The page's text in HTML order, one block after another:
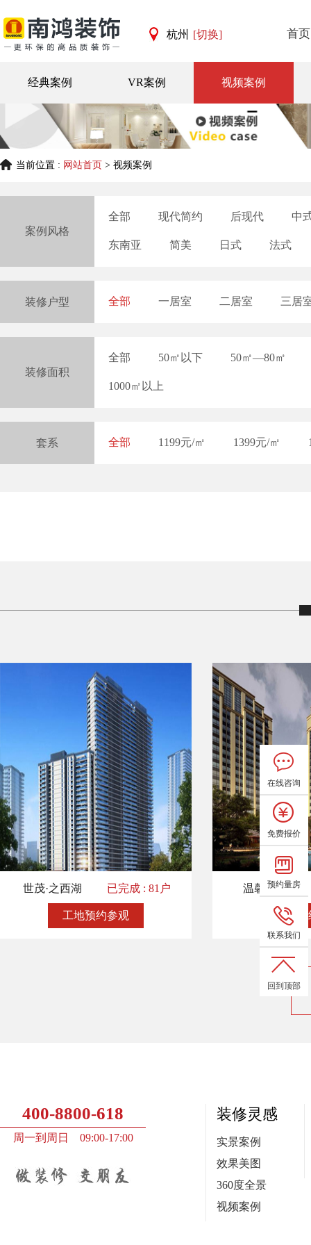
杭州 [切换] 首页
经典案例 VR案例 视频案例
当前位置 : 网站首页 > 视频案例
案例风格
全部 现代简约 后现代 中
东南亚 简美 日式 法式
装修户型 全部 一居室 二居室 三居
装修面积
全部 50㎡以下 50㎡—80㎡
1000㎡以上
套系 全部 1199元/㎡ 1399元/㎡
世茂·之西湖 已完成 : 81户
工地预约参观
温馨人家
工地预
400-8800-618
周一到周日 09:00-17:00
装修灵感
实景案例
效果美图
360度全景
视频案例
在线咨询
免费报价
预约量房
联系我们
回到顶部